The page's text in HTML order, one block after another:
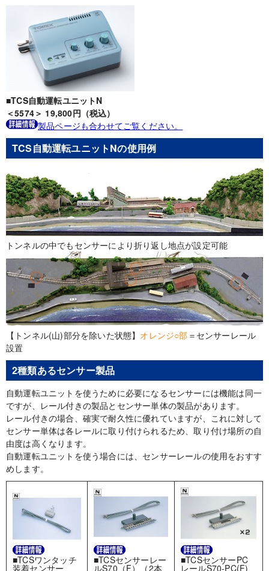
■TCS自動運転ユニットN
＜5574＞ 19,800円（税込）
製品ページも合わせてご覧ください。
TCS自動運転ユニットNの使用例
トンネルの中でもセンサーにより折り返し地点が設定可能
【トンネル(山)部分を除いた状態】 オレンジ○部 ＝センサーレール
設置
2種類あるセンサー製品
自動運転ユニットを使うために必要になるセンサーには機能は同一
ですが、レール付きの製品とセンサー単体の製品があります。
レール付きの場合、確実で耐久性に優れていますが、これに対して
センサー単体は各レールに取り付けられるため、取り付け場所の自
由度は高くなります。
自動運転ユニットを使う場合には、センサーレールの使用をおすす
めします。
■TCSワンタッチ
装着センサー
■TCSセンサーレー
ルS70（F）（2本
■TCSセンサーPC
レールS70-PC(F)